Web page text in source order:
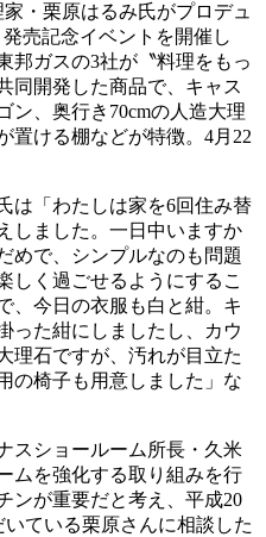
・栗原はるみ氏がプロデュ
発売記念イベントを開催し
邦ガスの3社が〝料理をもっ
同開発した商品で、キャス
ン、奥行き70cmの人造大理
置ける棚などが特徴。4月22
は「わたしは家を6回住み替
しました。一日中いますか
めで、シンプルなのも問題
しく過ごせるようにするこ
、今日の衣服も白と紺。キ
った紺にしましたし、カウ
理石ですが、汚れが目立た
の椅子も用意しました」な
スショールーム所長・久米
ムを強化する取り組みを行
ンが重要だと考え、平成20
ている栗原さんに相談した